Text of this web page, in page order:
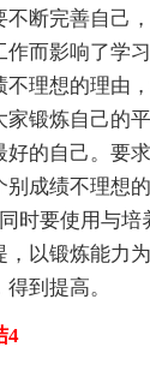
不断完善自己
而影响了学
理想的理由
家锻炼自己的
好的自己。要
别成绩不理想
时要使用与培
，以锻炼能力
到提高。
4